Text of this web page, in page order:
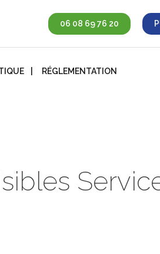
06 08 69 76 20
RÉGLEMENTATION